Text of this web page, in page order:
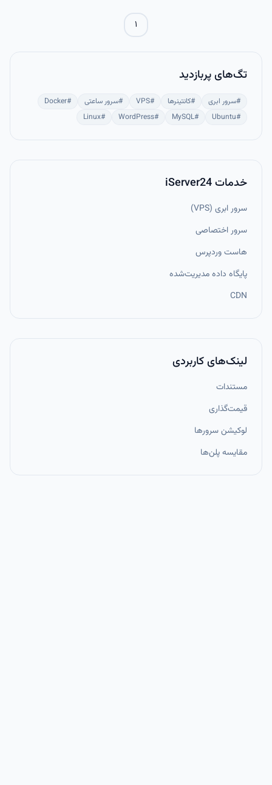
۱
تگ‌های پربازدید
#سرور ابری #کانتینرها #
VPS
#سرور ساعتی #
Docker
#
Ubuntu
#
MySQL
#
WordPress
#
Linux
خدمات iServer24
سرور ابری (VPS)
سرور اختصاصی
هاست وردپرس
پایگاه داده مدیریت‌شده
CDN
لینک‌های کاربردی
مستندات
قیمت‌گذاری
لوکیشن سرورها
مقایسه پلن‌ها